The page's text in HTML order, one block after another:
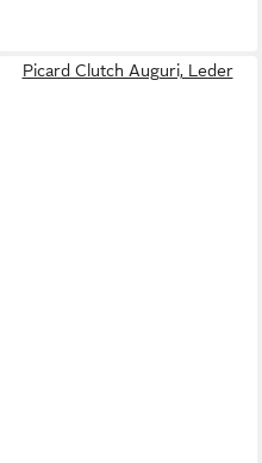
Picard Clutch Auguri, Leder